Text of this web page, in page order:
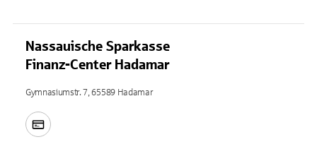
Nassauische Sparkasse
Finanz-Center Hadamar
Gymnasiumstr. 7, 65589 Hadamar